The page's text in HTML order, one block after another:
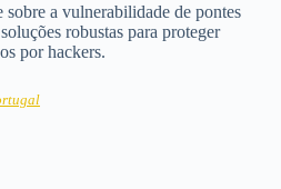
sobre a vulnerabilidade de pontes
robustas para proteger
por hackers.